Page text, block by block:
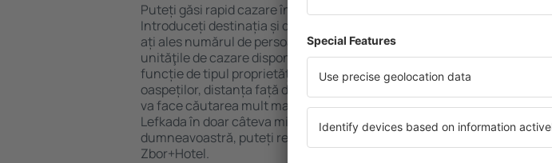
Puteți găsi rapid cazare în Lefkada folosind un motor de căutare.
Introduceți destinația și datele de check-in și check-out. După ce
ați ales numărul de persoane, motorul de căutare va afișa
unităţile de cazare disponibile în Lefkada. Filtrarea rezultatelor în
funcție de tipul proprietăţii, numărul de stele, evaluările
oaspeților, distanța față de centru și opțiunea de anulare gratuită
va face căutarea mult mai ușoară. Astfel veți putea găsi cazare în
Lefkada în doar câteva minute. În funcție de nevoile
dumneavoastră, puteți rezerva doar cazare sau un pachet
Zbor+Hotel.